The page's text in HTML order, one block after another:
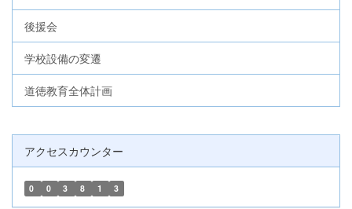
後援会
学校設備の変遷
道徳教育全体計画
アクセスカウンター
0 0 3 8 1 3